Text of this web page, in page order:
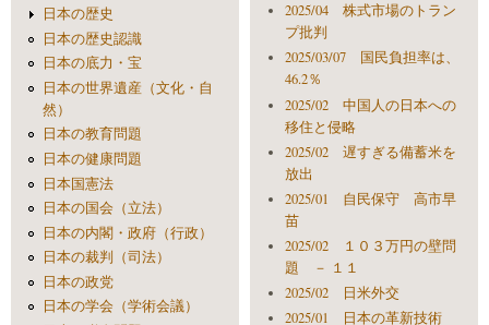
日本の歴史
日本の歴史認識
日本の底力・宝
日本の世界遺産（文化・自
然）
日本の教育問題
日本の健康問題
日本国憲法
日本の国会（立法）
日本の内閣・政府（行政）
日本の裁判（司法）
日本の政党
日本の学会（学術会議）
2025/04 株式市場のトラン
プ批判
2025/03/07 国民負担率は、
46.2％
2025/02 中国人の日本への
移住と侵略
2025/02 遅すぎる備蓄米を
放出
2025/01 自民保守 高市早
苗
2025/02 １０３万円の壁問
題 － １１
2025/02 日米外交
2025/01 日本の革新技術